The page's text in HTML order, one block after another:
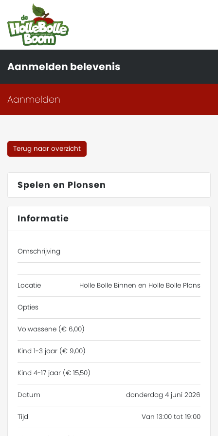
Aanmelden belevenis
Aanmelden
Terug naar overzicht
Spelen en Plonsen
Informatie
Omschrijving
Locatie Holle Bolle Binnen en Holle Bolle Plons
Opties
Volwassene (€ 6,00)
Kind 1-3 jaar (€ 9,00)
Kind 4-17 jaar (€ 15,50)
Datum donderdag 4 juni 2026
Tijd Van 13:00 tot 19:00